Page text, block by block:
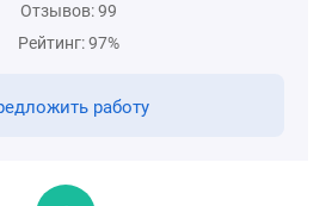
Отзывов: 99
Рейтинг: 97%
работу